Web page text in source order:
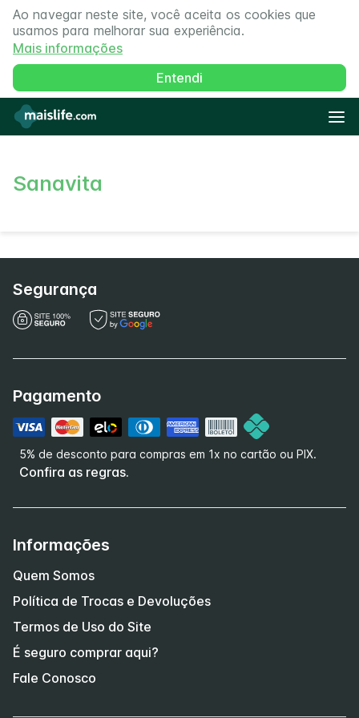
Ao navegar neste site, você aceita os cookies que
usamos para melhorar sua experiência.
Mais informações
Entendi
Sanavita
Segurança
Pagamento
5% de desconto para compras em 1x no cartão ou PIX.
Confira as regras.
Informações
Quem Somos
Política de Trocas e Devoluções
Termos de Uso do Site
É seguro comprar aqui?
Fale Conosco